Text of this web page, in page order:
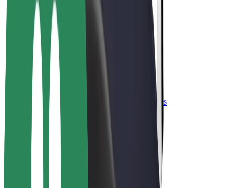
Užsidirbkite su „Bolt“
Vairuotojai
Vairuotojo pajamos
Kurjeriai
Kurjerio pajamos
„Bolt Food“ restoranai ir parduotuvės
Automobilių nuomos parkai
Franšizės